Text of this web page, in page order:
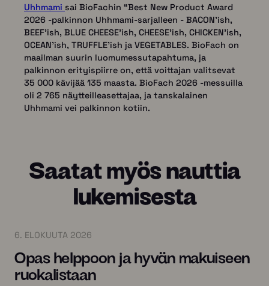
Uhhmami sai BioFachin “Best New Product Award
2026 -palkinnon Uhhmami-sarjalleen - BACON'ish,
BEEF'ish, BLUE CHEESE'ish, CHEESE'ish, CHICKEN'ish,
OCEAN'ish, TRUFFLE'ish ja VEGETABLES. BioFach on
maailman suurin luomumessutapahtuma, ja
palkinnon erityispiirre on, että voittajan valitsevat
35 000 kävijää 135 maasta. BioFach 2026 -messuilla
oli 2 765 näytteilleasettajaa, ja tanskalainen
Uhhmami vei palkinnon kotiin.
Saatat myös nauttia
lukemisesta
6. ELOKUUTA 2026
Opas helppoon ja hyvän makuiseen
ruokalistaan